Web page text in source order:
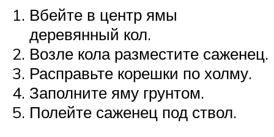
Вбейте в центр ямы
деревянный кол.
Возле кола разместите саженец.
Расправьте корешки по холму.
Заполните яму грунтом.
Полейте саженец под ствол.